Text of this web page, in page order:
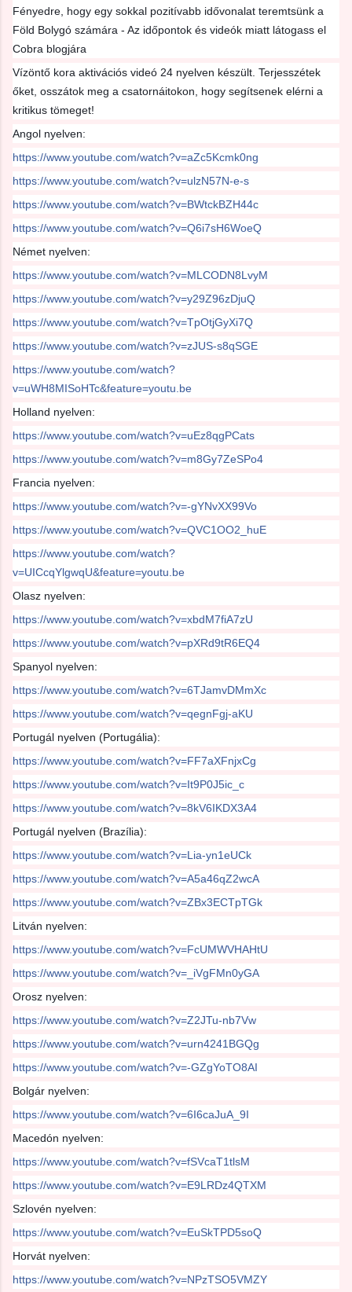
Fényedre, hogy egy sokkal pozitívabb idővonalat teremtsünk a
Föld Bolygó számára - Az időpontok és videók miatt látogass el
Cobra blogjára
Vízöntő kora aktivációs videó 24 nyelven készült. Terjesszétek
őket, osszátok meg a csatornáitokon, hogy segítsenek elérni a
kritikus tömeget!
Angol nyelven:
https://www.youtube.com/watch?v=aZc5Kcmk0ng
https://www.youtube.com/watch?v=ulzN57N-e-s
https://www.youtube.com/watch?v=BWtckBZH44c
https://www.youtube.com/watch?v=Q6i7sH6WoeQ
Német nyelven:
https://www.youtube.com/watch?v=MLCODN8LvyM
https://www.youtube.com/watch?v=y29Z96zDjuQ
https://www.youtube.com/watch?v=TpOtjGyXi7Q
https://www.youtube.com/watch?v=zJUS-s8qSGE
https://www.youtube.com/watch?
v=uWH8MISoHTc&feature=youtu.be
Holland nyelven:
https://www.youtube.com/watch?v=uEz8qgPCats
https://www.youtube.com/watch?v=m8Gy7ZeSPo4
Francia nyelven:
https://www.youtube.com/watch?v=-gYNvXX99Vo
https://www.youtube.com/watch?v=QVC1OO2_huE
https://www.youtube.com/watch?
v=UICcqYlgwqU&feature=youtu.be
Olasz nyelven:
https://www.youtube.com/watch?v=xbdM7fiA7zU
https://www.youtube.com/watch?v=pXRd9tR6EQ4
Spanyol nyelven:
https://www.youtube.com/watch?v=6TJamvDMmXc
https://www.youtube.com/watch?v=qegnFgj-aKU
Portugál nyelven (Portugália):
https://www.youtube.com/watch?v=FF7aXFnjxCg
https://www.youtube.com/watch?v=It9P0J5ic_c
https://www.youtube.com/watch?v=8kV6IKDX3A4
Portugál nyelven (Brazília):
https://www.youtube.com/watch?v=Lia-yn1eUCk
https://www.youtube.com/watch?v=A5a46qZ2wcA
https://www.youtube.com/watch?v=ZBx3ECTpTGk
Litván nyelven:
https://www.youtube.com/watch?v=FcUMWVHAHtU
https://www.youtube.com/watch?v=_iVgFMn0yGA
Orosz nyelven:
https://www.youtube.com/watch?v=Z2JTu-nb7Vw
https://www.youtube.com/watch?v=urn4241BGQg
https://www.youtube.com/watch?v=-GZgYoTO8AI
Bolgár nyelven:
https://www.youtube.com/watch?v=6I6caJuA_9I
Macedón nyelven:
https://www.youtube.com/watch?v=fSVcaT1tlsM
https://www.youtube.com/watch?v=E9LRDz4QTXM
Szlovén nyelven:
https://www.youtube.com/watch?v=EuSkTPD5soQ
Horvát nyelven:
https://www.youtube.com/watch?v=NPzTSO5VMZY